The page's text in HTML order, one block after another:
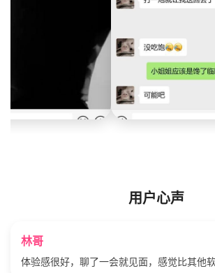
用户心声
林哥
体验感很好，聊了一会就见面，感觉比其他